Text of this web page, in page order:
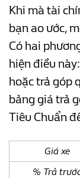
Khi mà tài
bạn ao ước,
Có hai
hiện điều
hoặc trả góp
bảng giá trả
Tiêu Chuẩn
Giá xe
% Trả